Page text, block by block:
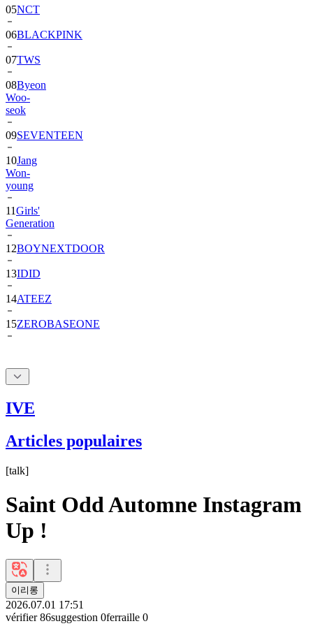
06BLACKPINK
07TWS
08Byeon
Woo-
seok
09SEVENTEEN
10Jang
Won-
young
11Girls'
Generation
12BOYNEXTDOOR
13IDID
14ATEEZ
15ZEROBASEONE
IVE
Articles populaires
[talk]
Saint Odd Automne Instagram
Up !
이리롱
2026.07.01 17:51
vérifier 86suggestion 0ferraille 0